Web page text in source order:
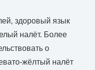
здоровый язык
налёт. Более
о
жёлтый налёт